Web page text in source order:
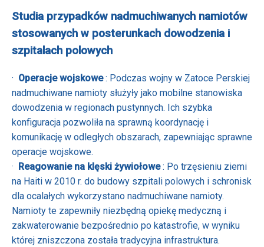
Studia przypadków nadmuchiwanych namiotów
stosowanych w posterunkach dowodzenia i
szpitalach polowych
· Operacje wojskowe: Podczas wojny w Zatoce Perskiej
nadmuchiwane namioty służyły jako mobilne stanowiska
dowodzenia w regionach pustynnych. Ich szybka
konfiguracja pozwoliła na sprawną koordynację i
komunikację w odległych obszarach, zapewniając sprawne
operacje wojskowe.
·
Reagowanie na klęski żywiołowe: Po trzęsieniu ziemi
na Haiti w 2010 r. do budowy szpitali polowych i schronisk
dla ocalałych wykorzystano nadmuchiwane namioty.
Namioty te zapewniły niezbędną opiekę medyczną i
zakwaterowanie bezpośrednio po katastrofie, w wyniku
której zniszczona została tradycyjna infrastruktura.